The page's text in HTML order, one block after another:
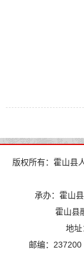
版权所有：霍山县
承办：霍山
霍山县
地址
邮编：237200